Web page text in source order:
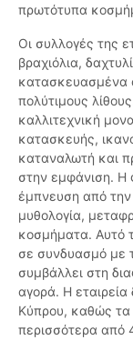
πρωτότυπα
Οι συλλογές της
βραχιόλια,
κατασκευασμένα
πολύτιμους
καλλιτεχνική
κατασκευής,
καταναλωτή και
στην εμφάνιση. Η
έμπνευση από
μυθολογία,
κοσμήματα. Αυτό
σε συνδυασμό με
συμβάλλει στη
αγορά. Η εταιρεία
Κύπρου, καθώς
περισσότερα από